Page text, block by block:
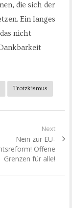
die sich der
Ein langes
nicht
Trotzkismus
Next
Next
post:
Nein zur EU-
Offene
Grenzen für alle!